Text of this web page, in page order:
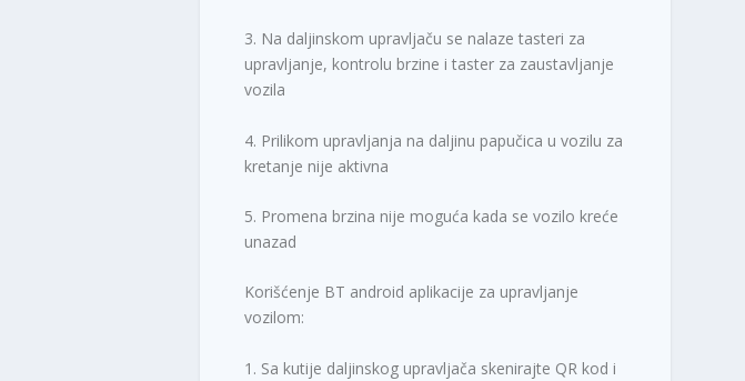
3. Na daljinskom upravljaču se nalaze tasteri za
upravljanje, kontrolu brzine i taster za zaustavljanje
vozila
4. Prilikom upravljanja na daljinu papučica u vozilu za
kretanje nije aktivna
5. Promena brzina nije moguća kada se vozilo kreće
unazad
Korišćenje BT android aplikacije za upravljanje
vozilom:
1. Sa kutije daljinskog upravljača skenirajte QR kod i